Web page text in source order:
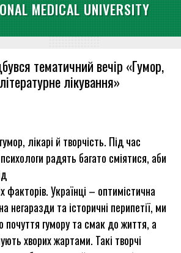
MEDICAL UNIVERSITY
тематичний вечір «Гумор,
лікування»
лікарі й творчість. Під час
радять багато сміятися, аби
факторів. Українці – оптимістична
негаразди та історичні перипетії, ми
почуття гумору та смак до життя, а
хворих жартами. Такі творчі